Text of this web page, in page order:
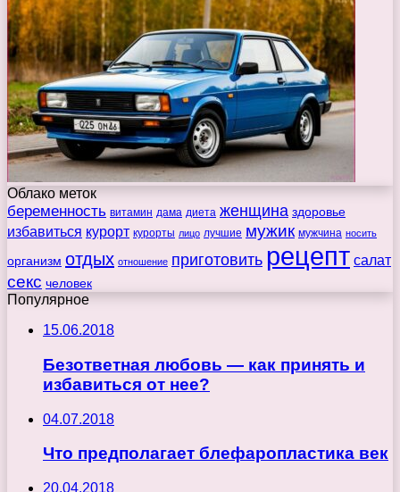
Облако меток
беременность витамин дама диета женщина здоровье
избавиться курорт курорты лицо лучшие мужик мужчина носить
организм отдых отношение приготовить рецепт салат
секс человек
Популярное
15.06.2018
Безответная любовь — как принять и
избавиться от нее?
04.07.2018
Что предполагает блефаропластика век
20.04.2018